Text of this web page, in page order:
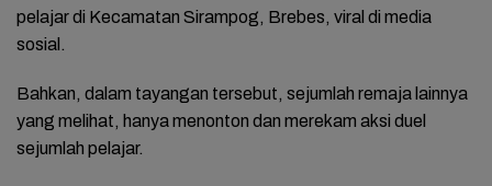
pelajar di Kecamatan Sirampog, Brebes, viral di media
sosial.
Bahkan, dalam tayangan tersebut, sejumlah remaja lainnya
yang melihat, hanya menonton dan merekam aksi duel
sejumlah pelajar.